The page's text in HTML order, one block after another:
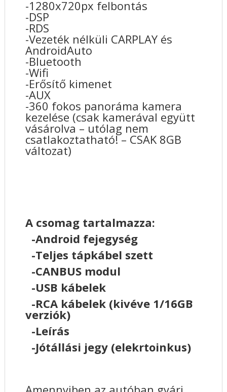
-1280x720px felbontás
-DSP
-RDS
-Vezeték nélküli CARPLAY és
AndroidAuto
-Bluetooth
-Wifi
-Erősítő kimenet
-AUX
-360 fokos panoráma kamera
kezelése (csak kamerával együtt
vásárolva – utólag nem
csatlakoztatható! – CSAK 8GB
változat)
A csomag tartalmazza:
-Android fejegység
-Teljes tápkábel szett
-CANBUS modul
-USB kábelek
-RCA kábelek (kivéve 1/16GB
verziók)
-Leírás
-Jótállási jegy (elekrtoinkus)